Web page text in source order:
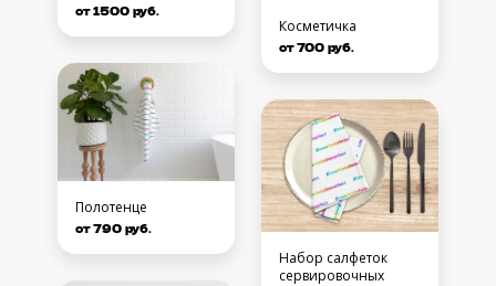
от 1500 руб.
Полотенце
от 790 руб.
Косметичка
от 700 руб.
Набор салфеток
сервировочных